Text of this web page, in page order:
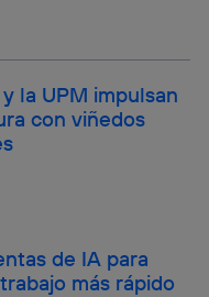
la UPM impulsan
con viñedos
de IA para
más rápido